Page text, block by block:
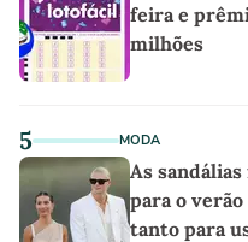
feira e
milhões
5 MODA
As
para o
tanto para